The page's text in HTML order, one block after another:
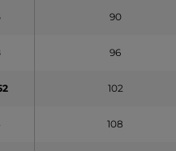
90
96
102
108